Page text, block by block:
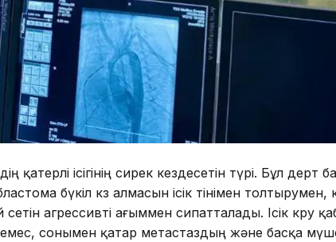
қатерлі ісігінің сирек кездесетін түрі. Бұл дерт
бүкіл көз алмасын ісік тінімен толтырумен,
агрессивті ағыммен сипатталады. Ісік көру
емес, сонымен қатар метастаздың және басқа